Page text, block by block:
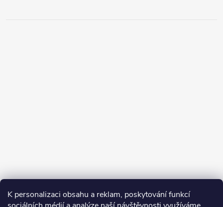
K personalizaci obsahu a reklam, poskytování funkcí